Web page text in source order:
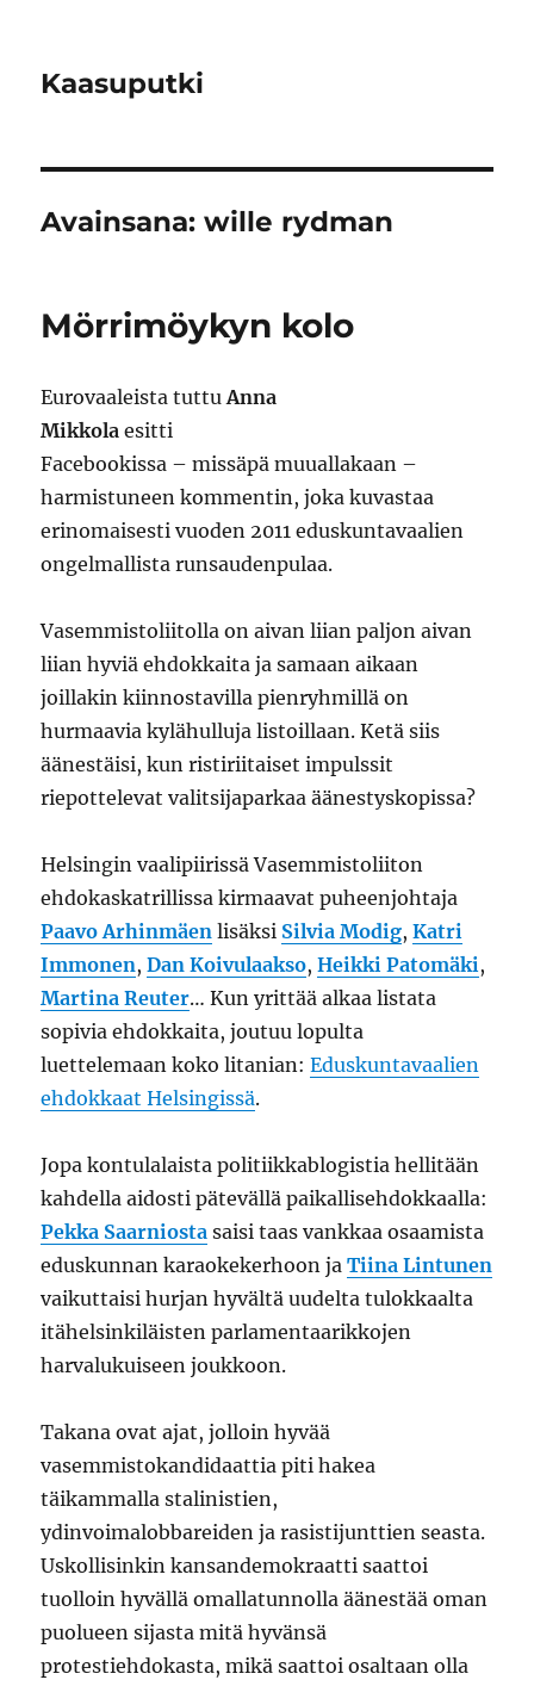
Kaasuputki
Avainsana:wille rydman
Mörrimöykyn kolo
Eurovaaleista tuttuAnna
Mikkola esitti
Facebookissa – missäpä muuallakaan –
harmistuneen kommentin, joka kuvastaa
erinomaisesti vuoden 2011 eduskuntavaalien
ongelmallista runsaudenpulaa.
Vasemmistoliitolla on aivan liian paljon aivan
liian hyviä ehdokkaita ja samaan aikaan
joillakin kiinnostavilla pienryhmillä on
hurmaavia kylähulluja listoillaan. Ketä siis
äänestäisi, kun ristiriitaiset impulssit
riepottelevat valitsijaparkaa äänestyskopissa?
Helsingin vaalipiirissä Vasemmistoliiton
ehdokaskatrillissa kirmaavat puheenjohtaja
Paavo Arhinmäen lisäksi Silvia Modig,Katri
Immonen,Dan Koivulaakso,Heikki Patomäki,
Martina Reuter… Kun yrittää alkaa listata
sopivia ehdokkaita, joutuu lopulta
luettelemaan koko litanian:Eduskuntavaalien
ehdokkaat Helsingissä.
Jopa kontulalaista politiikkablogistia hellitään
kahdella aidosti pätevällä paikallisehdokkaalla:
Pekka Saarniosta saisi taas vankkaa osaamista
eduskunnan karaokekerhoon jaTiina Lintunen
vaikuttaisi hurjan hyvältä uudelta tulokkaalta
itähelsinkiläisten parlamentaarikkojen
harvalukuiseen joukkoon.
Takana ovat ajat, jolloin hyvää
vasemmistokandidaattia piti hakea
täikammalla stalinistien,
ydinvoimalobbareiden ja rasistijunttien seasta.
Uskollisinkin kansandemokraatti saattoi
tuolloin hyvällä omallatunnolla äänestää oman
puolueen sijasta mitä hyvänsä
protestiehdokasta, mikä saattoi osaltaan olla